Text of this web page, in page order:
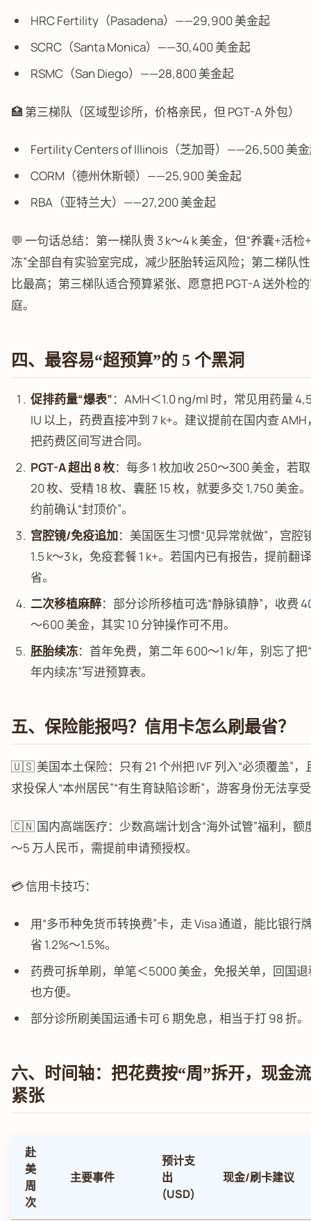
HRC Fertility（Pasadena）——29,900 美金起
SCRC（Santa Monica）——30,400 美金起
RSMC（San Diego）——28,800 美金起
🏥 第三梯队（区域型诊所，价格亲民，但 PGT-A 外包）
Fertility Centers of Illinois（芝加哥）——26,500 美
CORM（德州休斯顿）——25,900 美金起
RBA（亚特兰大）——27,200 美金起
💬 一句话总结：第一梯队贵 3 k～4 k 美金，但“养囊+活检
冻”全部自有实验室完成，减少胚胎转运风险；第二梯队
比最高；第三梯队适合预算紧张、愿意把 PGT-A 送外检
庭。
四、最容易“超预算”的 5 个黑洞
促排药量“爆表”：AMH＜1.0 ng/ml 时，常见用药量
IU 以上，药费直接冲到 7 k+。建议提前在国内查 AMH
把药费区间写进合同。
PGT-A 超出 8 枚：每多 1 枚加收 250～300 美金，若
20 枚、受精 18 枚、囊胚 15 枚，就要多交 1,750 美金
约前确认“封顶价”。
宫腔镜/免疫追加：美国医生习惯“见异常就做”，宫腔
1.5 k～3 k，免疫套餐 1 k+。若国内已有报告，提前翻
省。
二次移植麻醉：部分诊所移植可选“静脉镇静”，收费
～600 美金，其实 10 分钟操作可不用。
胚胎续冻：首年免费，第二年 600～1 k/年，别忘了把
年内续冻”写进预算表。
五、保险能报吗？信用卡怎么刷最省？
🇺🇸 美国本土保险：只有 21 个州把 IVF 列入“必须覆盖”，
求投保人“本州居民”“有生育缺陷诊断”，游客身份无法享
🇨🇳 国内高端医疗：少数高端计划含“海外试管”福利，额
～5 万人民币，需提前申请预授权。
💳 信用卡技巧：
用“多币种免货币转换费”卡，走 Visa 通道，能比银行
省 1.2%～1.5%。
药费可拆单刷，单笔＜5000 美金，免报关单，回国
也方便。
部分诊所刷美国运通卡可 6 期免息，相当于打 98 折。
六、时间轴：把花费按“周”拆开，现金
紧张
赴
美
周
次
主要事件
预计支
出
(USD)
现金/刷卡建议